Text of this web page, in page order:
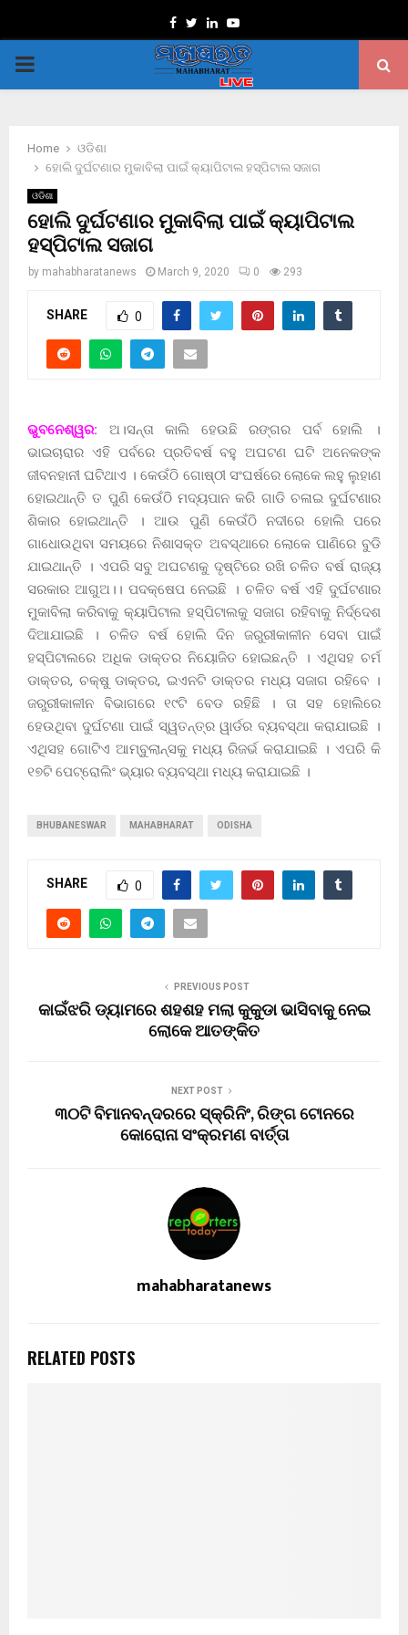
Facebook
TwitterLinkedinYoutube
PRIMARY
Home
ଓଡିଶା
ହୋଲି ଦୁର୍ଘଟଣାର ମୁକାବିଲା ପାଇଁ କ୍ୟାପିଟାଲ ହସ୍ପିଟାଲ ସଜାଗ
ଓଡିଶା
ହୋଲି ଦୁର୍ଘଟଣାର ମୁକାବିଲା ପାଇଁ କ୍ୟାପିଟାଲ
ହସ୍ପିଟାଲ ସଜାଗ
by mahabharatanews March 9, 2020 0 293
SHARE 0
ଭୁବନେଶ୍ୱର:
ଅ।ସନ୍ତା କାଲି ହେଉଛି ରଙ୍ଗର ପର୍ବ ହୋଲି ।
ଭାଇଚାରାର ଏହି ପର୍ବରେ ପ୍ରତିବର୍ଷ ବହୁ ଅଘଟଣ ଘଟି ଅନେକଙ୍କ
ଜୀବନହାନୀ ଘଟିଥାଏ । କେଉଁଠି ଗୋଷ୍ଠୀ ସଂଘର୍ଷରେ ଲୋକେ ଲହୁ ଲୁହାଣ
ହୋଇଥାନ୍ତି ତ ପୁଣି କେଉଁଠି ମଦ୍ୟପାନ କରି ଗାଡି ଚଳାଇ ଦୁର୍ଘଟଣାର
ଶିକାର ହୋଇଥାନ୍ତି । ଆଉ ପୁଣି କେଉଁଠି ନଦୀରେ ହୋଲି ପରେ
ଗାଧୋଉଥିବା ସମୟରେ ନିଶାସକ୍ତ ଅବସ୍ଥାରେ ଲୋକେ ପାଣିରେ ବୁଡି
ଯାଇଥାନ୍ତି । ଏପରି ସବୁ ଅଘଟଣକୁ ଦୃଷ୍ଟିରେ ରଖି ଚଳିତ ବର୍ଷ ରାଜ୍ୟ
ସରକାର ଆଗୁଅ।। ପଦକ୍ଷେପ ନେଇଛି । ଚଳିତ ବର୍ଷ ଏହି ଦୁର୍ଘଟଣାର
ମୁକାବିଲା କରିବାକୁ କ୍ୟାପିଟାଲ ହସ୍ପିଟାଲକୁ ସଜାଗ ରହିବାକୁ ନିର୍ଦ୍ଦେଶ
ଦିଆଯାଇଛି । ଚଳିତ ବର୍ଷ ହୋଲି ଦିନ ଜରୁରୀକାଳୀନ ସେବା ପାଇଁ
ହସ୍ପିଟାଲରେ ଅଧିକ ଡାକ୍ତର ନିୟୋଜିତ ହୋଇଛନ୍ତି । ଏଥିସହ ଚର୍ମ
ଡାକ୍ତର, ଚକ୍ଷୁ ଡାକ୍ତର, ଇଏନଟି ଡାକ୍ତର ମଧ୍ୟ ସଜାଗ ରହିବେ ।
ଜରୁରୀକାଳୀନ ବିଭାଗରେ ୧୯ଟି ବେଡ ରହିଛି । ତା ସହ ହୋଲିରେ
ହେଉଥିବା ଦୁର୍ଘଟଣା ପାଇଁ ସ୍ୱତନ୍ତ୍ର ୱାର୍ଡର ବ୍ୟବସ୍ଥା କରାଯାଇଛି ।
ଏଥିସହ ଗୋଟିଏ ଆମ୍ବୁଲାନ୍ସକୁ ମଧ୍ୟ ରିଜର୍ଭ କରାଯାଇଛି । ଏପରି କି
୧୭ଟି ପେଟ୍ରୋଲିଂ ଭ୍ୟାର ବ୍ୟବସ୍ଥା ମଧ୍ୟ କରାଯାଇଛି ।
BHUBANESWAR MAHABHARAT ODISHA
SHARE 0
PREVIOUS POST
କାଇଁଝରି ଡ୍ୟାମରେ ଶହଶହ ମଲା କୁକୁଡା ଭାସିବାକୁ ନେଇ
ଲୋକେ ଆତଙ୍କିତ
NEXT POST
୩୦ଟି ବିମାନବନ୍ଦରରେ ସ୍କ୍ରିନିଂ, ରିଙ୍ଗ ଟୋନରେ
କୋରୋନା ସଂକ୍ରମଣ ବାର୍ତ୍ତା
mahabharatanews
RELATED POSTS